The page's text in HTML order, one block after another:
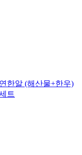
한알 (해산물+한우)
트